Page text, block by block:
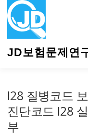
JD보험문제연
I28 질병코드
진단코드 I28
부